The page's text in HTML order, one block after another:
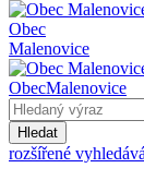
Obec
Malenovice
ObecMalenovice
Hledat
rozšířené